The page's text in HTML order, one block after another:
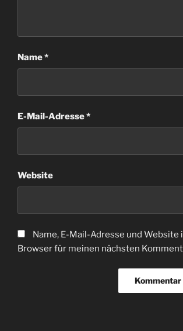
Name*
E-Mail-Adresse*
Website
Name, E-Mail-Adresse und Website
Browser für meinen nächsten